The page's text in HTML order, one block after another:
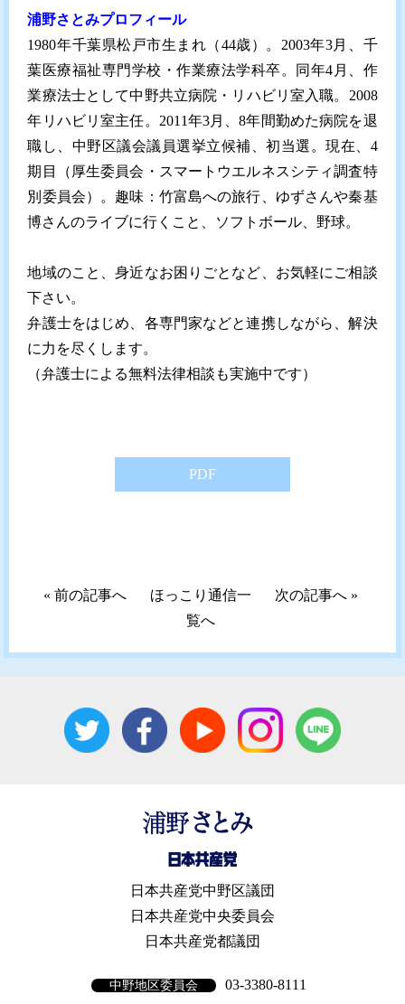
浦野さとみプロフィール
1980年千葉県松戸市生まれ（44歳）。2003年3月、千
葉医療福祉専門学校・作業療法学科卒。同年4月、作
業療法士として中野共立病院・リハビリ室入職。2008
年リハビリ室主任。2011年3月、8年間勤めた病院を退
職し、中野区議会議員選挙立候補、初当選。現在、4
期目（厚生委員会・スマートウエルネスシティ調査特
別委員会）。趣味：竹富島への旅行、ゆずさんや秦基
博さんのライブに行くこと、ソフトボール、野球。
地域のこと、身近なお困りごとなど、お気軽にご相談
下さい。
弁護士をはじめ、各専門家などと連携しながら、解決
に力を尽くします。
（弁護士による無料法律相談も実施中です）
PDF
«前の記事へ
ほっこり通信一
覧へ
次の記事へ»
日本共産党中野区議団
日本共産党中央委員会
日本共産党都議団
中野地区委員会 03-3380-8111